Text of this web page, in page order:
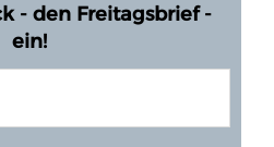
- den Freitagsbrief -
ein!